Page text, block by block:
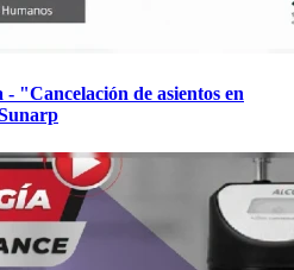
"Cancelación de asientos en